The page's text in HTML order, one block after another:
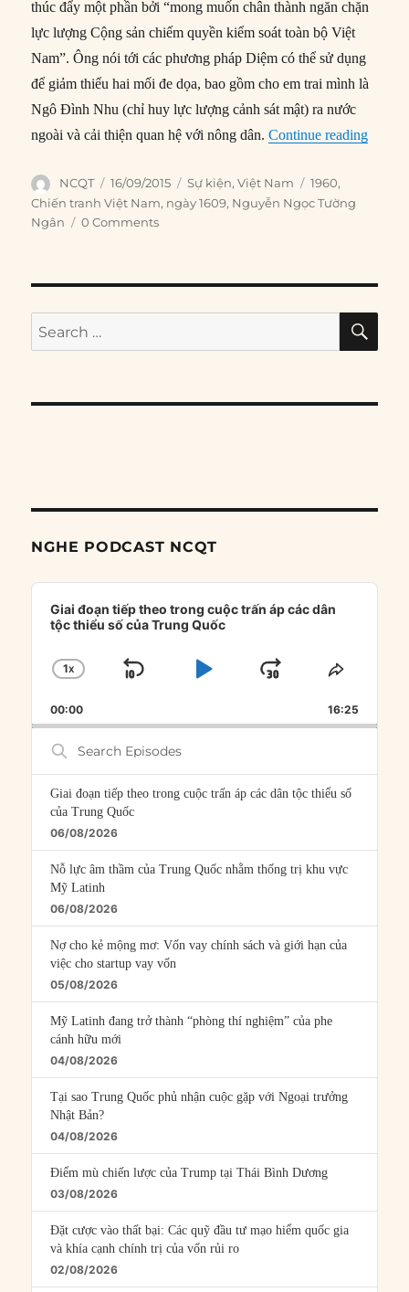
thúc đẩy một phần bởi “mong muốn chân thành ngăn chặn
lực lượng Cộng sản chiếm quyền kiểm soát toàn bộ Việt
Nam”. Ông nói tới các phương pháp Diệm có thể sử dụng
để giảm thiểu hai mối đe dọa, bao gồm cho em trai mình là
Ngô Đình Nhu (chỉ huy lực lượng cảnh sát mật) ra nước
ngoài và cải thiện quan hệ với nông dân.Continue reading“16/
Author
NCQT
Posted
on
16/09/2015 Categories
Sự kiện,Việt Nam Tags
1960,
Chiến tranh Việt Nam, ngày 1609, Nguyễn Ngọc Tường
Ngân
0 Comments
Search
for:
NGHE PODCAST NCQT
Audio
Player
Giai đoạn tiếp theo trong cuộc trấn áp các dân
tộc thiểu số của Trung Quốc
CHANGE
RATE
1X
SKIP
PLAYJUMP
FORWARD
SHARE
00:00 16:25
Search
Episodes
Giai đoạn tiếp theo trong cuộc trấn áp các dân tộc thiểu số
của Trung Quốc
06/08/2026
Nỗ lực âm thầm của Trung Quốc nhằm thống trị khu vực
Mỹ Latinh
06/08/2026
Nợ cho kẻ mộng mơ: Vốn vay chính sách và giới hạn của
việc cho startup vay vốn
05/08/2026
Mỹ Latinh đang trở thành “phòng thí nghiệm” của phe
cánh hữu mới
04/08/2026
Tại sao Trung Quốc phủ nhận cuộc gặp với Ngoại trưởng
Nhật Bản?
04/08/2026
Điểm mù chiến lược của Trump tại Thái Bình Dương
03/08/2026
Đặt cược vào thất bại: Các quỹ đầu tư mạo hiểm quốc gia
và khía cạnh chính trị của vốn rủi ro
02/08/2026